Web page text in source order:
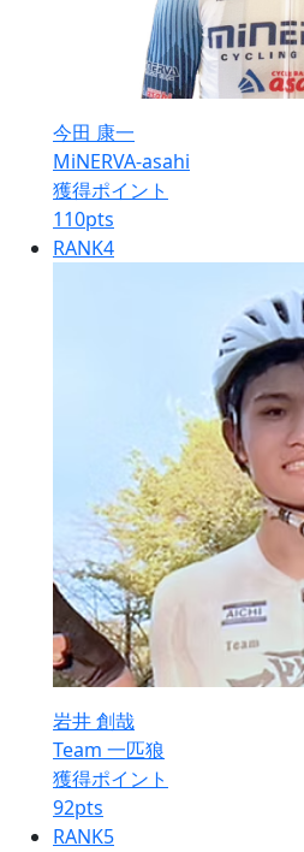
今田 康一
MiNERVA-asahi
獲得ポイント
110pts
RANK4
岩井 創哉
Team 一匹狼
獲得ポイント
92pts
RANK5